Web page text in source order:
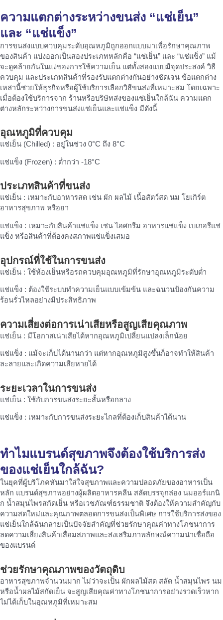
ความแตกต่างระหว่างขนส่ง “แช่เย็น”
และ “แช่แข็ง”
การขนส่งแบบควบคุมระดับอุณหภูมิถูกออกแบบมาเพื่อรักษาคุณภาพ
ของสินค้า แบ่งออกเป็นสองประเภทหลักคือ “แช่เย็น” และ “แช่แข็ง” แม้
จะดูคล้ายกันในแง่ของการใช้ความเย็น แต่ทั้งสองแบบมีจุดประสงค์ วิธี
ควบคุม และประเภทสินค้าที่รองรับแตกต่างกันอย่างชัดเจน ข้อแตกต่าง
เหล่านี้ช่วยให้ธุรกิจหรือผู้ใช้บริการเลือกวิธีขนส่งที่เหมาะสม โดยเฉพาะ
เมื่อต้องใช้บริการจาก ร้านหรือบริษัทส่งของแช่เย็นใกล้ฉัน ความแตก
ต่างหลักระหว่างการขนส่งแช่เย็นและแช่แข็ง มีดังนี้
อุณหภูมิที่ควบคุม
แช่เย็น (Chilled) : อยู่ในช่วง 0°C ถึง 8°C
แช่แข็ง (Frozen) : ต่ำกว่า -18°C
ประเภทสินค้าที่ขนส่ง
แช่เย็น : เหมาะกับอาหารสด เช่น ผัก ผลไม้ เนื้อสัตว์สด นม โยเกิร์ต
อาหารสุขภาพ หรือยา
แช่แข็ง : เหมาะกับสินค้าแช่แข็ง เช่น ไอศกรีม อาหารแช่แข็ง เบเกอรีแช่
แข็ง หรือสินค้าที่ต้องคงสภาพแช่แข็งเสมอ
อุปกรณ์ที่ใช้ในการขนส่ง
แช่เย็น : ใช้ห้องเย็นหรือรถควบคุมอุณหภูมิที่รักษาอุณหภูมิระดับต่ำ
แช่แข็ง : ต้องใช้ระบบทำความเย็นแบบเข้มข้น และฉนวนป้องกันความ
ร้อนรั่วไหลอย่างมีประสิทธิภาพ
ความเสี่ยงต่อการเน่าเสียหรือสูญเสียคุณภาพ
แช่เย็น : มีโอกาสเน่าเสียได้หากอุณหภูมิเปลี่ยนแปลงเล็กน้อย
แช่แข็ง : แม้จะเก็บได้นานกว่า แต่หากอุณหภูมิสูงขึ้นก็อาจทำให้สินค้า
ละลายและเกิดความเสียหายได้
ระยะเวลาในการขนส่ง
แช่เย็น : ใช้กับการขนส่งระยะสั้นหรือกลาง
แช่แข็ง : เหมาะกับการขนส่งระยะไกลที่ต้องเก็บสินค้าได้นาน
ทำไมแบรนด์สุขภาพจึงต้องใช้บริการส่ง
ของแช่เย็นใกล้ฉัน?
ในยุคที่ผู้บริโภคหันมาใส่ใจสุขภาพและความปลอดภัยของอาหารเป็น
หลัก แบรนด์สุขภาพอย่างผู้ผลิตอาหารคลีน สลัดบรรจุกล่อง นมออร์แกนิ
ก น้ำสมุนไพรสกัดเย็น หรือเวชภัณฑ์ธรรมชาติ จึงต้องให้ความสำคัญกับ
ความสดใหม่และคุณภาพตลอดการขนส่งเป็นพิเศษ การใช้บริการส่งของ
แช่เย็นใกล้ฉันกลายเป็นปัจจัยสำคัญที่ช่วยรักษาคุณค่าทางโภชนาการ
ลดความเสี่ยงสินค้าเสื่อมสภาพและส่งเสริมภาพลักษณ์ความน่าเชื่อถือ
ของแบรนด์
ช่วยรักษาคุณภาพของวัตถุดิบ
อาหารสุขภาพจำนวนมาก ไม่ว่าจะเป็น ผักผลไม้สด สลัด น้ำสมุนไพร นม
หรือน้ำผลไม้สกัดเย็น จะสูญเสียคุณค่าทางโภชนาการอย่างรวดเร็วหาก
ไม่ได้เก็บในอุณหภูมิที่เหมาะสม